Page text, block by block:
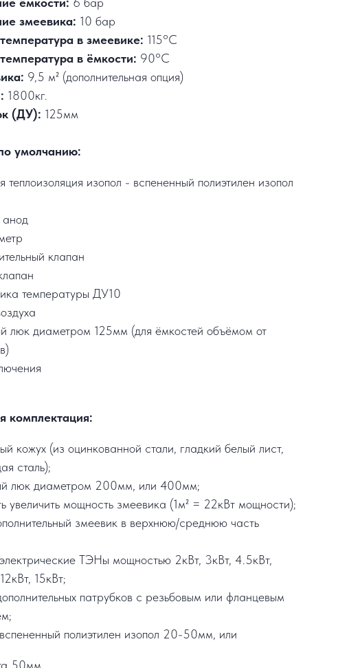
змеевика: 10 бар
в змеевике: 115°C
в ёмкости: 90°C
9,5 м² (дополнительная опция)
1800кг.
(ДУ): 125мм
умолчанию:
теплоизоляция изопол - вспененный полиэтилен изопол
клапан
температуры ДУ10
люк диаметром 125мм (для ёмкостей объёмом от
комплектация:
кожух (из оцинкованной стали, гладкий белый лист,
сталь);
люк диаметром 200мм, или 400мм;
увеличить мощность змеевика (1м² = 22кВт мощности);
змеевик в верхнюю/среднюю часть
ТЭНы мощностью 2кВт, 3кВт, 4.5кВт,
15кВт;
патрубков с резьбовым или фланцевым
вспененный полиэтилен изопол 20-50мм, или
50мм.